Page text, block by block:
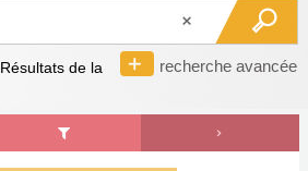
recherche avancée
Résultats de la